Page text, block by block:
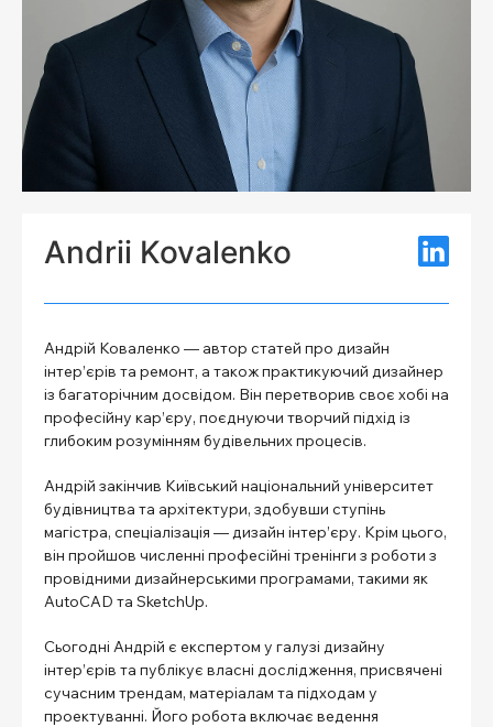
Andrii Kovalenko
Андрій Коваленко — автор статей про дизайн
інтер’єрів та ремонт, а також практикуючий дизайнер
із багаторічним досвідом. Він перетворив своє хобі на
професійну кар’єру, поєднуючи творчий підхід із
глибоким розумінням будівельних процесів.
Андрій закінчив Київський національний університет
будівництва та архітектури, здобувши ступінь
магістра, спеціалізація — дизайн інтер’єру. Крім цього,
він пройшов численні професійні тренінги з роботи з
провідними дизайнерськими програмами, такими як
AutoCAD та SketchUp.
Сьогодні Андрій є експертом у галузі дизайну
інтер’єрів та публікує власні дослідження, присвячені
сучасним трендам, матеріалам та підходам у
проектуванні. Його робота включає ведення